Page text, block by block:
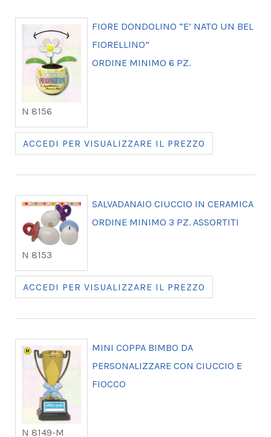
N 8156
FIORE DONDOLINO “E’ NATO UN BEL
FIORELLINO”
ORDINE MINIMO 6 PZ.
ACCEDI PER VISUALIZZARE IL PREZZO
N 8153
SALVADANAIO CIUCCIO IN CERAMICA
ORDINE MINIMO 3 PZ. ASSORTITI
ACCEDI PER VISUALIZZARE IL PREZZO
N 8149-M
MINI COPPA BIMBO DA
PERSONALIZZARE CON CIUCCIO E
FIOCCO